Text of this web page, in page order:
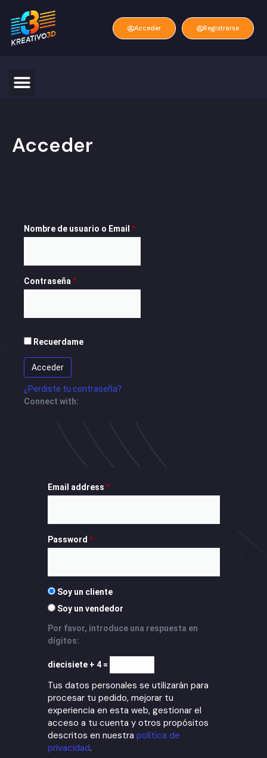
Acceder Registrarse
Acceder
Nombre de usuario o Email *
Contraseña *
Recuerdame
Acceder
¿Perdiste tu contraseña?
Connect with:
Email address *
Password *
Soy un cliente
Soy un vendedor
Por favor, introduce una respuesta en
dígitos:
diecisiete + 4 =
Tus datos personales se utilizarán para
procesar tu pedido, mejorar tu
experiencia en esta web, gestionar el
acceso a tu cuenta y otros propósitos
descritos en nuestra política de
privacidad.